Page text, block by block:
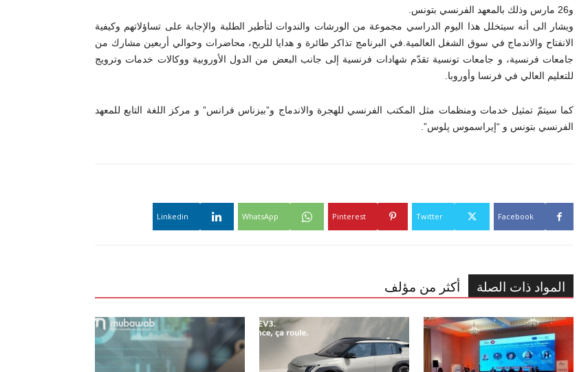
و26 مارس وذلك بالمعهد الفرنسي بتونس.
ويشار الى أنه سيتخلل هذا اليوم الدراسي مجموعة من الورشات والندوات لتأطير الطلبة والإجابة على تساؤلاتهم وكيفية
الانفتاح والاندماج في سوق الشغل العالمية.في البرنامج تذاكر طائرة و هدايا للربح، محاضرات وحوالي أربعين مشارك من
جامعات فرنسية، و جامعات تونسية تقدّم شهادات فرنسية إلى جانب البعض من الدول الأوروبية ووكالات خدمات وترويج
للتعليم العالي في فرنسا وأوروبا.
كما سيتمّ تمثيل خدمات ومنظمات مثل المكتب الفرنسي للهجرة والاندماج و”بيزناس فرانس” و مركز اللغة التابع للمعهد
الفرنسي بتونس و “إيراسموس پلوس”.
Facebook
Twitter
Pinterest
WhatsApp
Linkedin
المواد ذات الصلة أكثر من مؤلف